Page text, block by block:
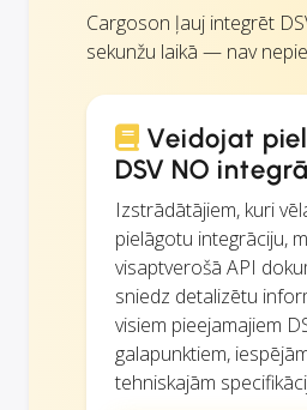
Cargoson ļauj integrēt
sekunžu laikā — nav
Veidojat
DSV NO
Izstrādātājiem, kuri
pielāgotu integrāciju,
visaptverošā API
sniedz detalizētu
visiem pieejamajiem
galapunktiem,
tehniskajām